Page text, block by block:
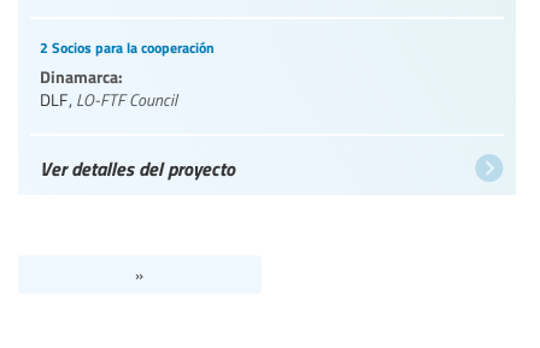
2 Socios para la cooperación
Dinamarca:
DLF, LO-FTF Council
Ver detalles del proyecto
»